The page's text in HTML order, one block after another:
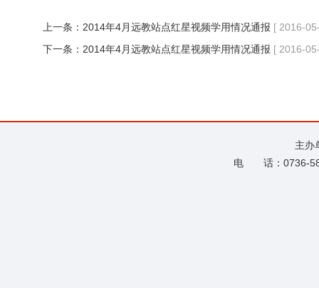
上一条： 2014年4月远教站点红星视频学用情况通报 [ 2016-
下一条： 2014年4月远教站点红星视频学用情况通报 [ 2016-
主
电 话：0736-